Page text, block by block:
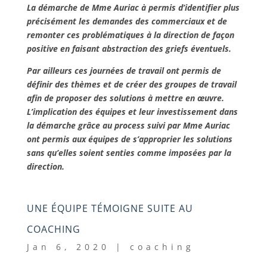
La démarche de Mme Auriac à permis d’identifier plus
précisément les demandes des commerciaux et de
remonter ces problématiques à la direction de façon
positive en faisant abstraction des griefs éventuels.
Par ailleurs ces journées de travail ont permis de
définir des thèmes et de créer des groupes de travail
afin de proposer des solutions à mettre en œuvre.
L’implication des équipes et leur investissement dans
la démarche grâce au process suivi par Mme Auriac
ont permis aux équipes de s’approprier les solutions
sans qu’elles soient senties comme imposées par la
direction.
UNE ÉQUIPE TÉMOIGNE SUITE AU
COACHING
Jan 6, 2020 | coaching